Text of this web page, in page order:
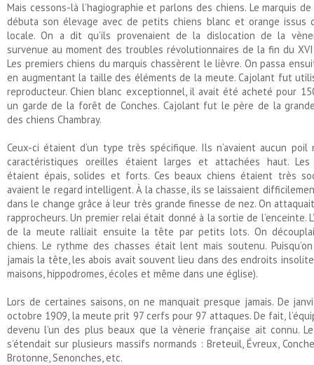
Mais cessons-là l’hagiographie et parlons des chiens. Le marquis de
débuta son élevage avec de petits chiens blanc et orange issus
locale. On a dit qu’ils provenaient de la dislocation de la
survenue au moment des troubles révolutionnaires de la fin du
Les premiers chiens du marquis chassèrent le lièvre. On passa
en augmentant la taille des éléments de la meute. Cajolant fut
reproducteur. Chien blanc exceptionnel, il avait été acheté pour
un garde de la forêt de Conches. Cajolant fut le père de la
des chiens Chambray.
Ceux-ci étaient d’un type très spécifique. Ils n’avaient aucun poil
caractéristiques oreilles étaient larges et attachées haut. Les
étaient épais, solides et forts. Ces beaux chiens étaient très
avaient le regard intelligent. À la chasse, ils se laissaient
dans le change grâce à leur très grande finesse de nez. On
rapprocheurs. Un premier relai était donné à la sortie de l’enceinte.
de la meute ralliait ensuite la tête par petits lots. On
chiens. Le rythme des chasses était lent mais soutenu. Puisqu’on
jamais la tête, les abois avait souvent lieu dans des endroits
maisons, hippodromes, écoles et même dans une église).
Lors de certaines saisons, on ne manquait presque jamais. De
octobre 1909, la meute prit 97 cerfs pour 97 attaques. De fait,
devenu l’un des plus beaux que la vènerie française ait connu.
s’étendait sur plusieurs massifs normands : Breteuil, Évreux,
Brotonne, Senonches, etc.